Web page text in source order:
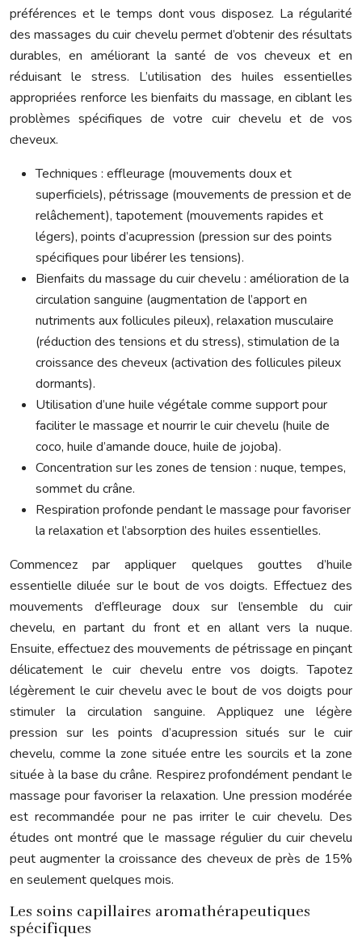
préférences et le temps dont vous disposez. La régularité
des massages du cuir chevelu permet d’obtenir des résultats
durables, en améliorant la santé de vos cheveux et en
réduisant le stress. L’utilisation des huiles essentielles
appropriées renforce les bienfaits du massage, en ciblant les
problèmes spécifiques de votre cuir chevelu et de vos
cheveux.
Techniques : effleurage (mouvements doux et
superficiels), pétrissage (mouvements de pression et de
relâchement), tapotement (mouvements rapides et
légers), points d’acupression (pression sur des points
spécifiques pour libérer les tensions).
Bienfaits du massage du cuir chevelu : amélioration de la
circulation sanguine (augmentation de l’apport en
nutriments aux follicules pileux), relaxation musculaire
(réduction des tensions et du stress), stimulation de la
croissance des cheveux (activation des follicules pileux
dormants).
Utilisation d’une huile végétale comme support pour
faciliter le massage et nourrir le cuir chevelu (huile de
coco, huile d’amande douce, huile de jojoba).
Concentration sur les zones de tension : nuque, tempes,
sommet du crâne.
Respiration profonde pendant le massage pour favoriser
la relaxation et l’absorption des huiles essentielles.
Commencez par appliquer quelques gouttes d’huile
essentielle diluée sur le bout de vos doigts. Effectuez des
mouvements d’effleurage doux sur l’ensemble du cuir
chevelu, en partant du front et en allant vers la nuque.
Ensuite, effectuez des mouvements de pétrissage en pinçant
délicatement le cuir chevelu entre vos doigts. Tapotez
légèrement le cuir chevelu avec le bout de vos doigts pour
stimuler la circulation sanguine. Appliquez une légère
pression sur les points d’acupression situés sur le cuir
chevelu, comme la zone située entre les sourcils et la zone
située à la base du crâne. Respirez profondément pendant le
massage pour favoriser la relaxation. Une pression modérée
est recommandée pour ne pas irriter le cuir chevelu. Des
études ont montré que le massage régulier du cuir chevelu
peut augmenter la croissance des cheveux de près de 15%
en seulement quelques mois.
Les soins capillaires aromathérapeutiques
spécifiques